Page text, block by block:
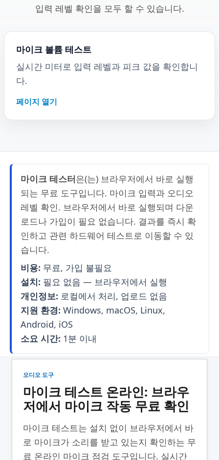
입력 레벨 확인을 모두 할 수 있습니다.
마이크 볼륨 테스트
실시간 미터로 입력 레벨과 피크 값을 확인합니
다.
페이지 열기
마이크 테스터은(는) 브라우저에서 바로 실행
되는 무료 도구입니다. 마이크 입력과 오디오
레벨 확인. 브라우저에서 바로 실행되며 다운
로드나 가입이 필요 없습니다. 결과를 즉시 확
인하고 관련 하드웨어 테스트로 이동할 수 있
습니다.
비용: 무료, 가입 불필요
설치: 필요 없음 — 브라우저에서 실행
개인정보: 로컬에서 처리, 업로드 없음
지원 환경: Windows, macOS, Linux,
Android, iOS
소요 시간: 1분 이내
오디오 도구
마이크 테스트 온라인: 브라우
저에서 마이크 작동 무료 확인
마이크 테스트는 설치 없이 브라우저에서 바
로 마이크가 소리를 받고 있는지 확인하는 무
료 온라인 마이크 점검 도구입니다. 실시간